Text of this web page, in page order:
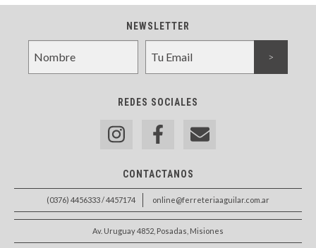
NEWSLETTER
REDES SOCIALES
CONTACTANOS
(0376) 4456333 / 4457174 online@ferreteriaaguilar.com.ar
Av. Uruguay 4852, Posadas, Misiones